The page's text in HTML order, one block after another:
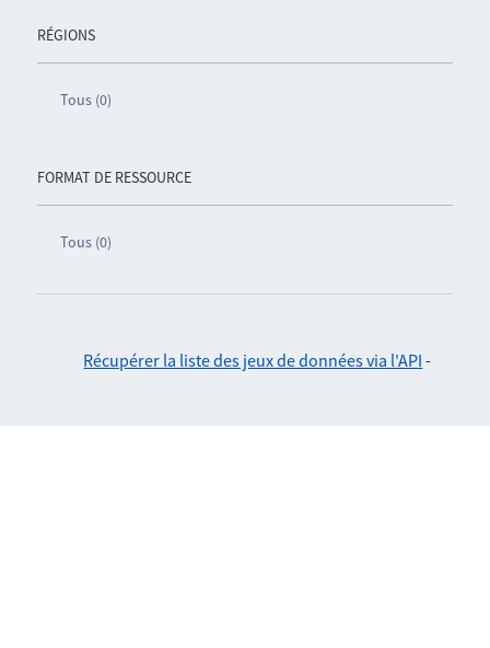
RÉGIONS
Tous (0)
FORMAT DE RESSOURCE
Tous (0)
Récupérer la liste des jeux de données via l'API -